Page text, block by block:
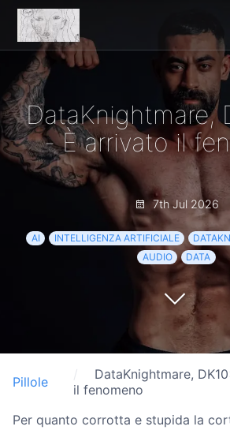
DataKnightmare,
- È arrivato il
7th Jul 2026
AI INTELLIGENZA ARTIFICIALE
AUDIO
DATA
Pillole
DataKnightmare,
il fenomeno
Per quanto corrotta e stupida la